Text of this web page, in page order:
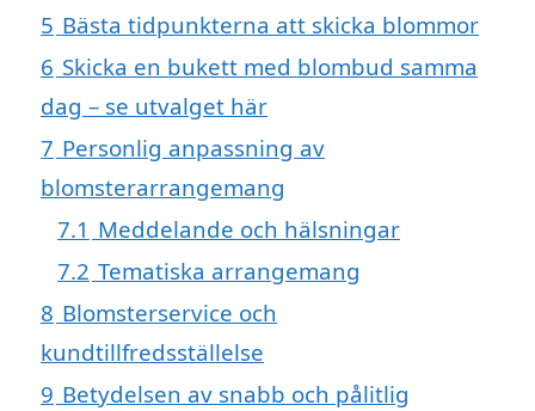
5 Bästa tidpunkterna att skicka blommor
6 Skicka en bukett med blombud samma
dag – se utvalget här
7 Personlig anpassning av
blomsterarrangemang
7.1 Meddelande och hälsningar
7.2 Tematiska arrangemang
8 Blomsterservice och
kundtillfredsställelse
9 Betydelsen av snabb och pålitlig